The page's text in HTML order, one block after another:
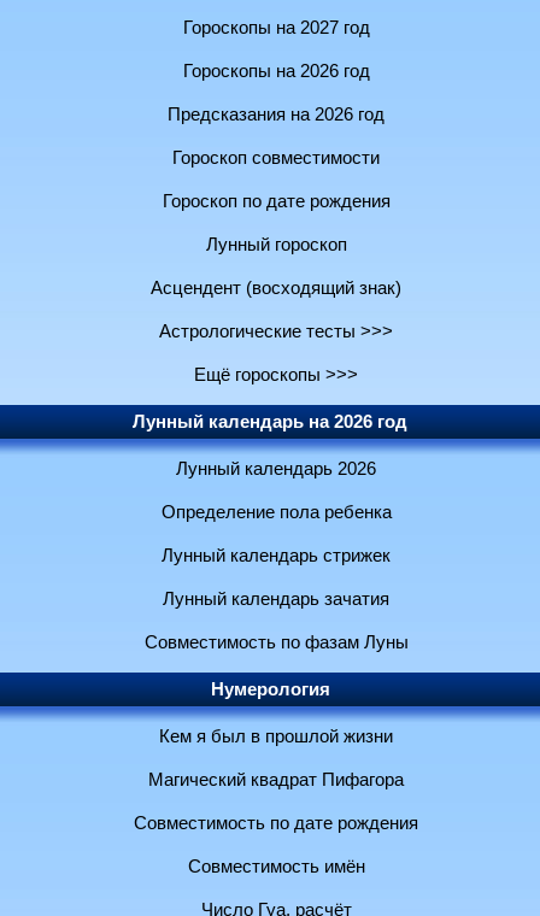
Гороскопы на 2027 год
Гороскопы на 2026 год
Предсказания на 2026 год
Гороскоп совместимости
Гороскоп по дате рождения
Лунный гороскоп
Асцендент (восходящий знак)
Астрологические тесты >>>
Ещё гороскопы >>>
Лунный календарь на 2026 год
Лунный календарь 2026
Определение пола ребенка
Лунный календарь стрижек
Лунный календарь зачатия
Совместимость по фазам Луны
Нумерология
Кем я был в прошлой жизни
Магический квадрат Пифагора
Совместимость по дате рождения
Совместимость имён
Число Гуа, расчёт